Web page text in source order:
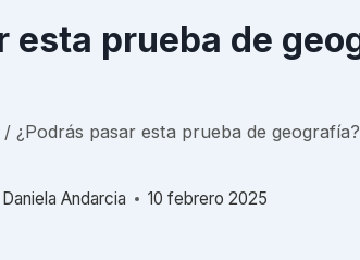
esta prueba de
/ ¿Podrás pasar esta prueba de geografía?
Daniela Andarcia 10 febrero 2025